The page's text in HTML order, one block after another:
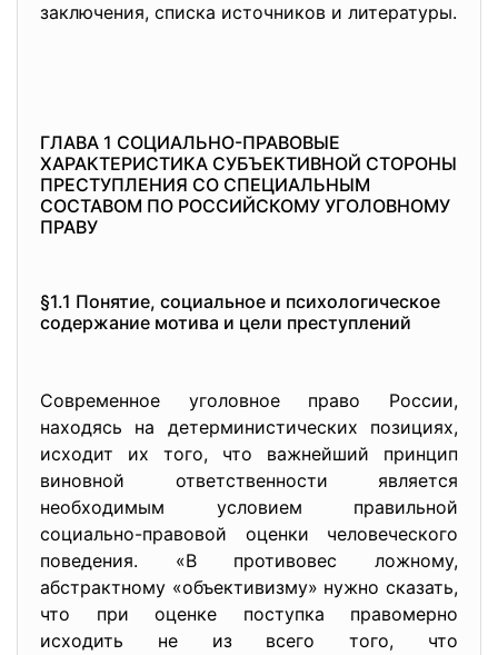
заключения, списка источников и литературы.
ГЛАВА 1 СОЦИАЛЬНО-ПРАВОВЫЕ
ХАРАКТЕРИСТИКА СУБЪЕКТИВНОЙ СТОРОНЫ
ПРЕСТУПЛЕНИЯ СО СПЕЦИАЛЬНЫМ
СОСТАВОМ ПО РОССИЙСКОМУ УГОЛОВНОМУ
ПРАВУ
§1.1 Понятие, социальное и психологическое
содержание мотива и цели преступлений
Современное уголовное право России,
находясь на детерминистических позициях,
исходит их того, что важнейший принцип
виновной ответственности является
необходимым условием правильной
социально-правовой оценки человеческого
поведения. «В противовес ложному,
абстрактному «объективизму» нужно сказать,
что при оценке поступка правомерно
исходить не из всего того, что